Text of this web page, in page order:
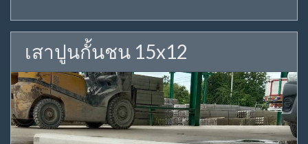
เสาปูนกั้นชน 15x12